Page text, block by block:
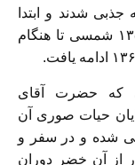
شدند و ابتدا
متفرقاً و سپس به طور منظم از سال ۱۳۵۸ شمسی تا هنگام
سال ۱۳۵۹ شمسی که حضرت آقای
حیات صوری آن
شده و در سفر و
از آن خضر دوران